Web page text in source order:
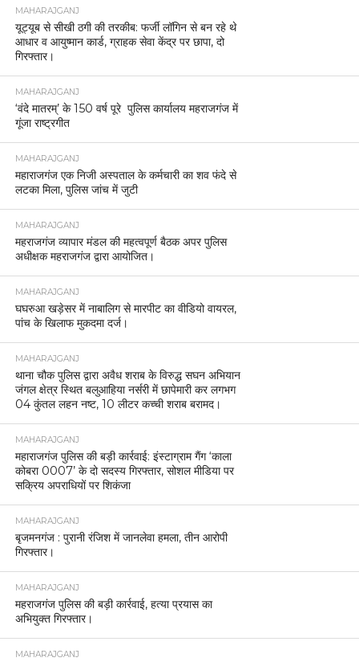
MAHARAJGANJ
यूट्यूब से सीखी ठगी की तरकीब: फर्जी लॉगिन से बन रहे थे
आधार व आयुष्मान कार्ड, ग्राहक सेवा केंद्र पर छापा, दो
गिरफ्तार।
MAHARAJGANJ
‘वंदे मातरम्’ के 150 वर्ष पूरे पुलिस कार्यालय महराजगंज में
गूंजा राष्ट्रगीत
MAHARAJGANJ
महाराजगंज एक निजी अस्पताल के कर्मचारी का शव फंदे से
लटका मिला, पुलिस जांच में जुटी
MAHARAJGANJ
महराजगंज व्यापार मंडल की महत्वपूर्ण बैठक अपर पुलिस
अधीक्षक महराजगंज द्वारा आयोजित।
MAHARAJGANJ
घघरुआ खड़ेसर में नाबालिग से मारपीट का वीडियो वायरल,
पांच के खिलाफ मुकदमा दर्ज।
MAHARAJGANJ
थाना चौक पुलिस द्वारा अवैध शराब के विरुद्ध सघन अभियान
जंगल क्षेत्र स्थित बलुआहिया नर्सरी में छापेमारी कर लगभग
04 कुंतल लहन नष्ट, 10 लीटर कच्ची शराब बरामद।
MAHARAJGANJ
महाराजगंज पुलिस की बड़ी कार्रवाई: इंस्टाग्राम गैंग ‘काला
कोबरा 0007’ के दो सदस्य गिरफ्तार, सोशल मीडिया पर
सक्रिय अपराधियों पर शिकंजा
MAHARAJGANJ
बृजमनगंज : पुरानी रंजिश में जानलेवा हमला, तीन आरोपी
गिरफ्तार।
MAHARAJGANJ
महराजगंज पुलिस की बड़ी कार्रवाई, हत्या प्रयास का
अभियुक्त गिरफ्तार।
MAHARAJGANJ